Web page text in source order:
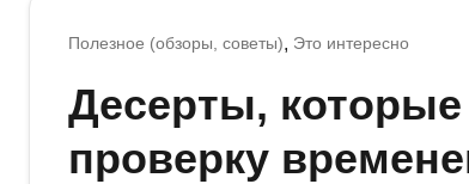
Полезное (обзоры, советы) Это интересно
Десерты,
проверку